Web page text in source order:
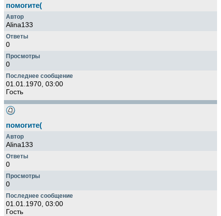
помогите(
Alina133
0
0
01.01.1970, 03:00
Гость
помогите(
Alina133
0
0
01.01.1970, 03:00
Гость